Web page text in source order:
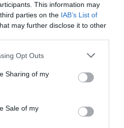
This information may
parties on the IAB’s List of
may further disclose it to other
Opt Outs
Sharing of my
Sale of my